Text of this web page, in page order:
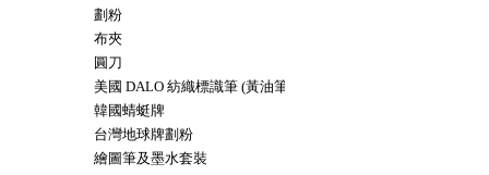
劃粉
布夾
圓刀
美國 DALO 紡織標識筆 (黃油筆)
韓國蜻蜓牌
台灣地球牌劃粉
繪圖筆及墨水套裝